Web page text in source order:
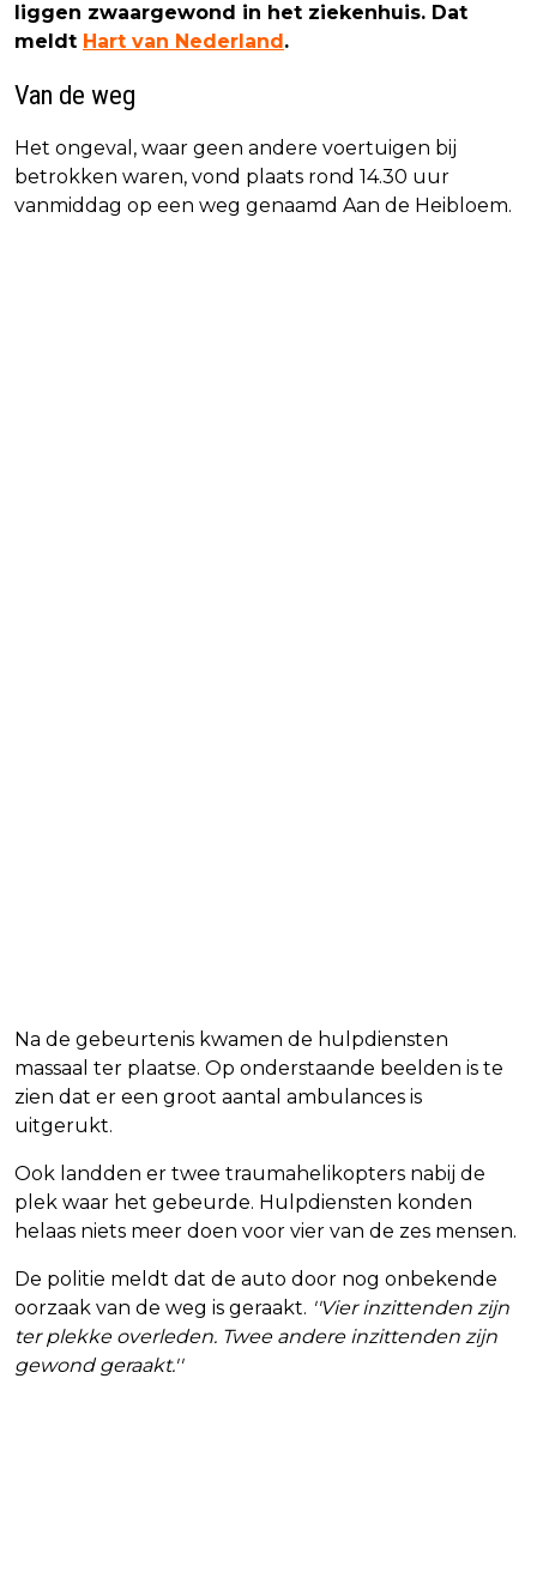
liggen zwaargewond in het ziekenhuis. Dat
meldt Hart van Nederland .
Van de weg
Het ongeval, waar geen andere voertuigen bij
betrokken waren, vond plaats rond 14.30 uur
vanmiddag op een weg genaamd Aan de Heibloem.
Na de gebeurtenis kwamen de hulpdiensten
massaal ter plaatse. Op onderstaande beelden is te
zien dat er een groot aantal ambulances is
uitgerukt.
Ook landden er twee traumahelikopters nabij de
plek waar het gebeurde. Hulpdiensten konden
helaas niets meer doen voor vier van de zes mensen.
De politie meldt dat de auto door nog onbekende
oorzaak van de weg is geraakt. ''Vier inzittenden zijn
ter plekke overleden. Twee andere inzittenden zijn
gewond geraakt.''